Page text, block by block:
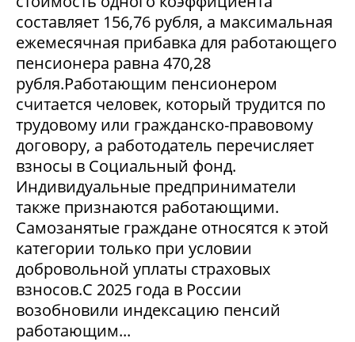
составляет 156,76 рубля, а максимальная
ежемесячная прибавка для работающего
пенсионера равна 470,28
рубля.Работающим пенсионером
считается человек, который трудится по
трудовому или гражданско-правовому
договору, а работодатель перечисляет
взносы в Социальный фонд.
Индивидуальные предприниматели
также признаются работающими.
Самозанятые граждане относятся к этой
категории только при условии
добровольной уплаты страховых
взносов.С 2025 года в России
возобновили индексацию пенсий
работающим...